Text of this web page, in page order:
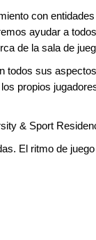
con
ayudar a
de la sala de
todos sus
propios
& Sport
El ritmo de